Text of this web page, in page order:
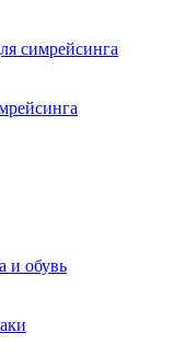
симрейсинга
и обувь